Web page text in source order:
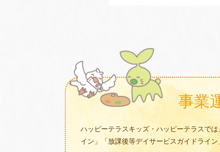
事業
ハッピーテラスキッズ・ハッピーテラスで
イン」「放課後等デイサービスガイドライ